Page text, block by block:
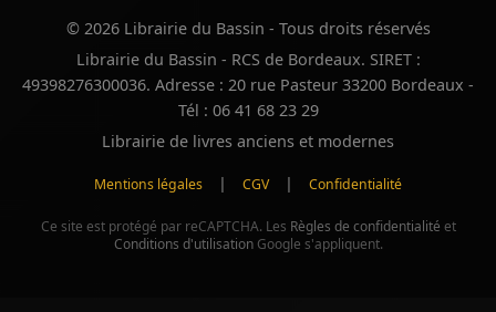
© 2026 Librairie du Bassin - Tous droits réservés
Librairie du Bassin - RCS de Bordeaux. SIRET :
49398276300036. Adresse : 20 rue Pasteur 33200 Bordeaux -
Tél : 06 41 68 23 29
Librairie de livres anciens et modernes
Mentions légales | CGV | Confidentialité
Ce site est protégé par reCAPTCHA. Les Règles de confidentialité et
Conditions d'utilisationGoogle s'appliquent.